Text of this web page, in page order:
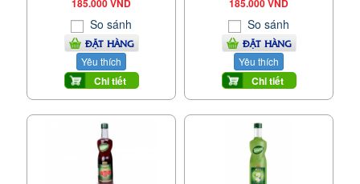
So sánh
ĐẶT HÀNG
Yêu thích
Chi tiết
So sánh
ĐẶT HÀNG
Yêu thích
Chi tiết